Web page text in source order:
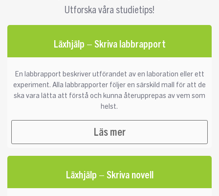
Utforska våra studietips!
Läxhjälp – Skriva labbrapport
En labbrapport beskriver utförandet av en laboration eller ett
experiment. Alla labbrapporter följer en särskild mall för att de
ska vara lätta att förstå och kunna återupprepas av vem som
helst.
Läs mer
Läxhjälp – Skriva novell